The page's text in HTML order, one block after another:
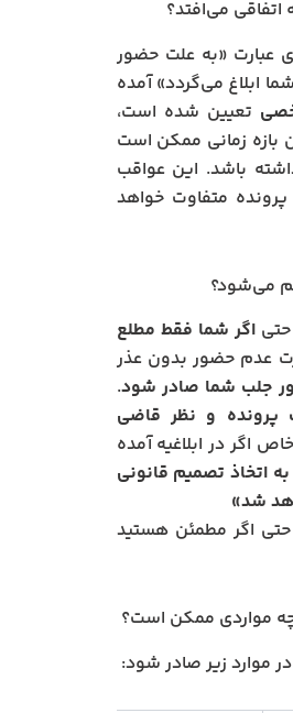
می‌افتد؟
عبارت «به علت حضور
ابلاغ می‌گردد» آمده
تعیین شده است،
بازه زمانی ممکن است
باشد. این عواقب
متفاوت خواهد
می‌شود؟
حتیاگر شما فقط مطلع
عدم حضور بدون عذر
جلب شما صادر شود.
پرونده و نظر قاضی
اگر در ابلاغیه آمده
اتخاذ تصمیم قانونی
شد»
حتی اگر مطمئن هستید
مواردی ممکن است؟
موارد زیر صادر شود: